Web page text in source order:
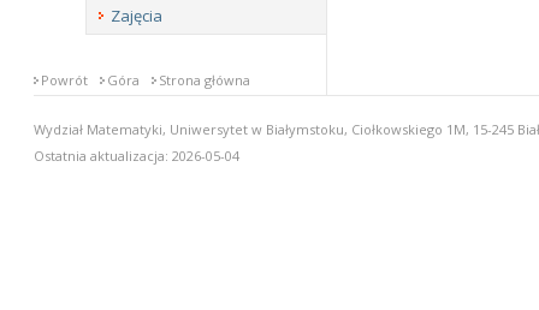
Zajęcia
Powrót Góra Strona główna
Wydział Matematyki, Uniwersytet w Białymstoku, Ciołkowskiego 1M, 15-245
Ostatnia aktualizacja: 2026-05-04